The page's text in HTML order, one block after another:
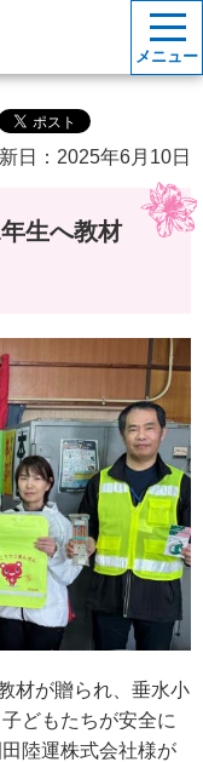
メニュー
日：2025年6月10日
生へ教材
材が贈られ、垂水小
どもたちが安全に
陸運株式会社様が